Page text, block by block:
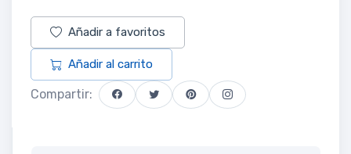
Añadir a favoritos
Añadir al carrito
Compartir: